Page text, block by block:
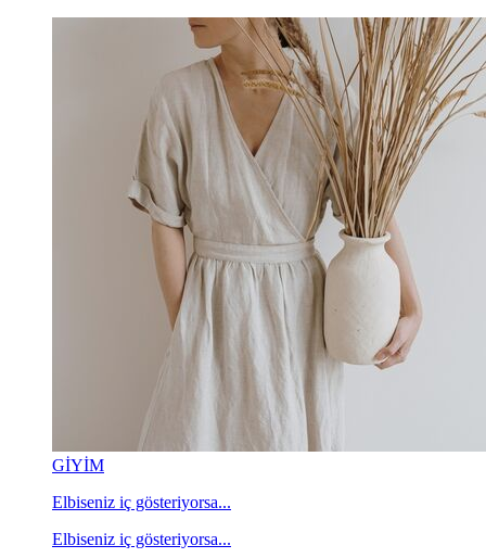
GİYİM
Elbiseniz iç gösteriyorsa...
Elbiseniz iç gösteriyorsa...